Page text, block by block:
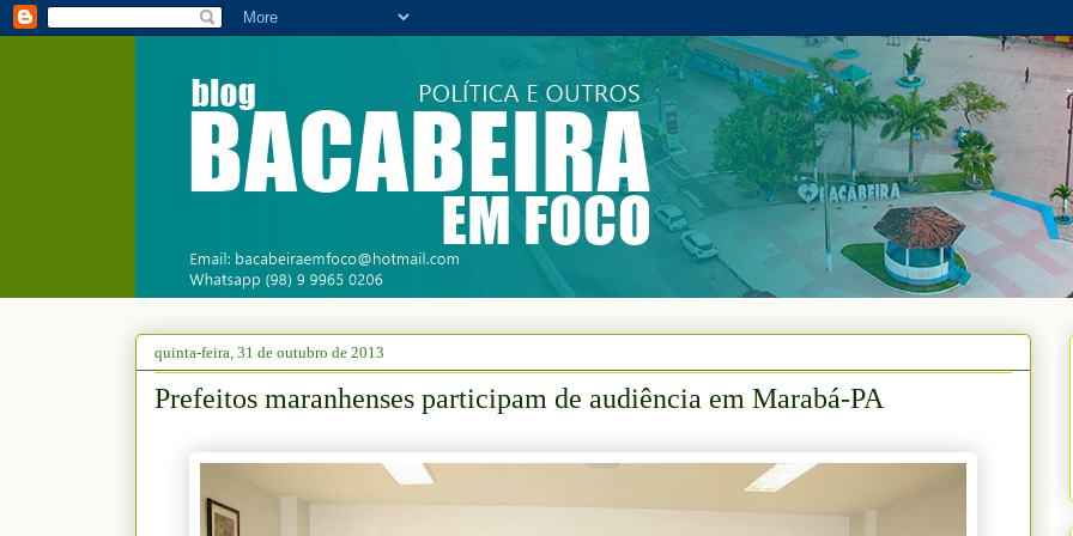
quinta-feira, 31 de outubro de 2013
Prefeitos maranhenses participam de audiência em Marabá-PA